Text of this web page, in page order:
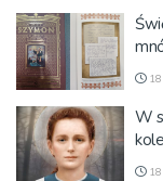
18
W
18